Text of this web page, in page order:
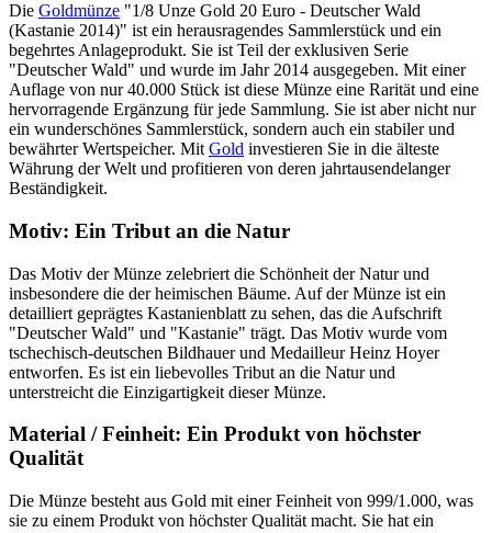
Die Goldmünze "1/8 Unze Gold 20 Euro - Deutscher Wald
(Kastanie 2014)" ist ein herausragendes Sammlerstück und ein
begehrtes Anlageprodukt. Sie ist Teil der exklusiven Serie
"Deutscher Wald" und wurde im Jahr 2014 ausgegeben. Mit einer
Auflage von nur 40.000 Stück ist diese Münze eine Rarität und eine
hervorragende Ergänzung für jede Sammlung. Sie ist aber nicht nur
ein wunderschönes Sammlerstück, sondern auch ein stabiler und
bewährter Wertspeicher. Mit Gold investieren Sie in die älteste
Währung der Welt und profitieren von deren jahrtausendelanger
Beständigkeit.
Motiv: Ein Tribut an die Natur
Das Motiv der Münze zelebriert die Schönheit der Natur und
insbesondere die der heimischen Bäume. Auf der Münze ist ein
detailliert geprägtes Kastanienblatt zu sehen, das die Aufschrift
"Deutscher Wald" und "Kastanie" trägt. Das Motiv wurde vom
tschechisch-deutschen Bildhauer und Medailleur Heinz Hoyer
entworfen. Es ist ein liebevolles Tribut an die Natur und
unterstreicht die Einzigartigkeit dieser Münze.
Material / Feinheit: Ein Produkt von höchster
Qualität
Die Münze besteht aus Gold mit einer Feinheit von 999/1.000, was
sie zu einem Produkt von höchster Qualität macht. Sie hat ein